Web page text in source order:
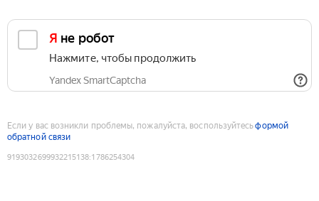
Я не робот
Нажмите, чтобы продолжить
Yandex SmartCaptcha
Если у вас возникли проблемы, пожалуйста, воспользуйтесьформой
обратной связи
9193032699932215138:1786254304